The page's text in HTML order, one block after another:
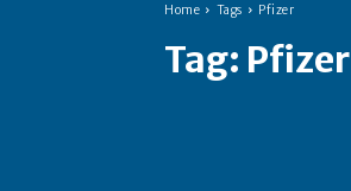
Home Tags Pfizer
Tag: Pfizer